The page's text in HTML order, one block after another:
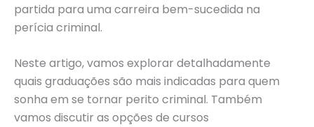
partida para uma carreira bem-sucedida na
perícia criminal.
Neste artigo, vamos explorar detalhadamente
quais graduações são mais indicadas para quem
sonha em se tornar perito criminal. Também
vamos discutir as opções de cursos